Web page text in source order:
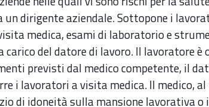
un dirigente aziendale. Sottopone i
medica, esami di laboratorio e
del datore di lavoro. Il lavoratore è
previsti dal medico competente, il
i lavoratori a visita medica. Il medico,
di idoneità sulla mansione lavorativa o